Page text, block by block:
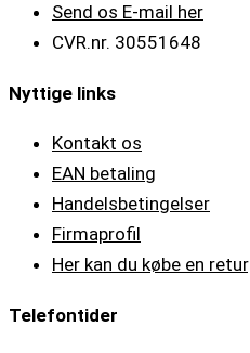
Send os E-mail her
CVR.nr. 30551648
Nyttige links
Kontakt os
EAN betaling
Handelsbetingelser
Firmaprofil
Her kan du købe en
Telefontider